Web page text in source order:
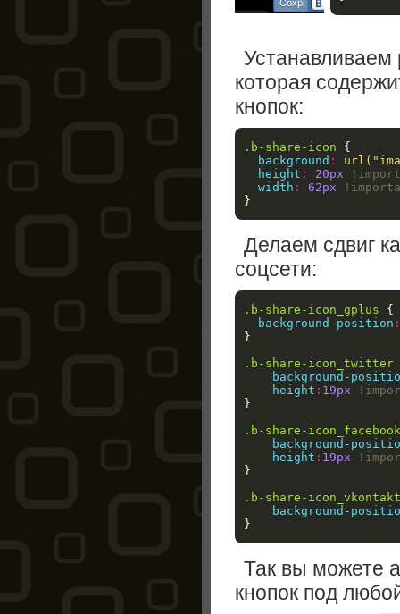
которая
кнопок:
.b-share-icon
{
background :
height : 20px
width : 62px
}
Делаем сдвиг
соцсети:
.b-share-icon_gplus
{
background-position :
}
.b-share-icon_twitter
background-
height : 19px
}
.b-share-icon_facebook
background-
height : 19px
}
.b-share-
background-
}
Так вы можете
кнопок под